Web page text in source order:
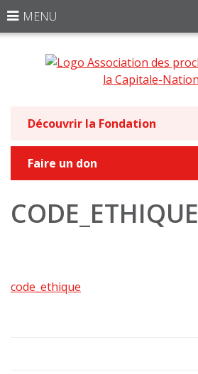
MENU
Découvrir la Fondation
Faire un don
CODE_ETHIQUE
code_ethique